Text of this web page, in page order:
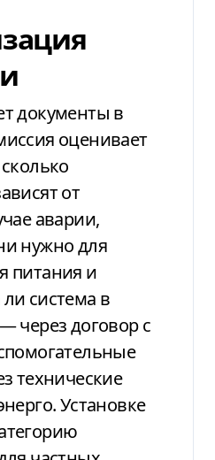
документы в
оценивает
от
аварии,
нужно для
питания и
система в
через договор с
технические
Установке